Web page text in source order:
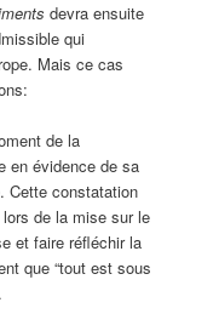
devra ensuite
qui
Mais ce cas
de la
en évidence de sa
Cette constatation
de la mise sur le
et faire réfléchir la
que “tout est sous